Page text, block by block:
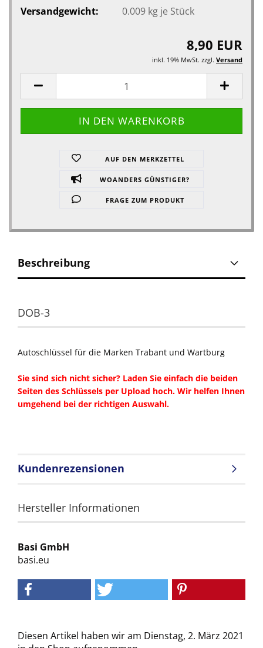
Versandgewicht:
0.009kg je Stück
8,90 EUR
inkl. 19% MwSt. zzgl. Versand
AUF DEN MERKZETTEL
WOANDERS GÜNSTIGER?
FRAGE ZUM PRODUKT
Beschreibung
DOB-3
Autoschlüssel für die Marken Trabant und Wartburg
Sie sind sich nicht sicher? Laden Sie einfach die beiden
Seiten des Schlüssels per Upload hoch. Wir helfen Ihnen
umgehend bei der richtigen Auswahl.
Kundenrezensionen
Hersteller Informationen
Basi GmbH
basi.eu
Diesen Artikel haben wir am Dienstag, 2. März 2021